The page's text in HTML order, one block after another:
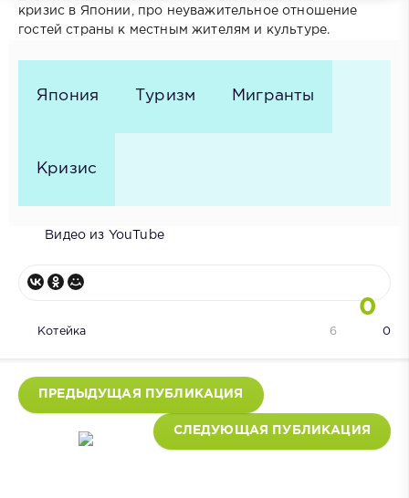
кризис в Японии, про неуважительное отношение
гостей страны к местным жителям и культуре.
Япония Туризм Мигранты
Кризис
Видео из YouTube
0
Котейка 0
6
ПРЕДЫДУЩАЯ ПУБЛИКАЦИЯ
СЛЕДУЮЩАЯ ПУБЛИКАЦИЯ